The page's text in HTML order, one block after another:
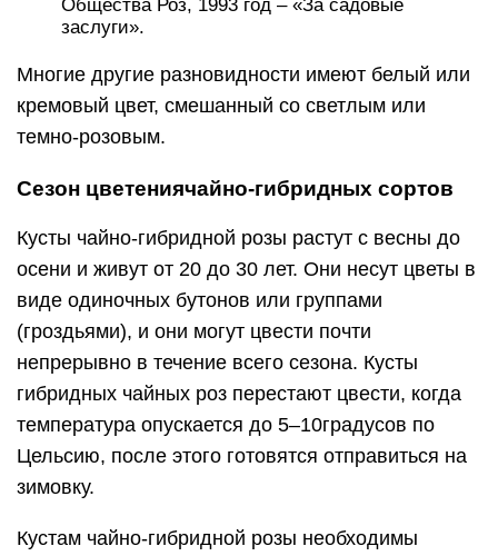
Общества Роз, 1993 год – «За садовые
заслуги».
Многие другие разновидности имеют белый или
кремовый цвет, смешанный со светлым или
темно-розовым.
Сезон цветениячайно-гибридных сортов
Кусты чайно-гибридной розы растут с весны до
осени и живут от 20 до 30 лет. Они несут цветы в
виде одиночных бутонов или группами
(гроздьями), и они могут цвести почти
непрерывно в течение всего сезона. Кусты
гибридных чайных роз перестают цвести, когда
температура опускается до 5–10градусов по
Цельсию, после этого готовятся отправиться на
зимовку.
Кустам чайно-гибридной розы необходимы